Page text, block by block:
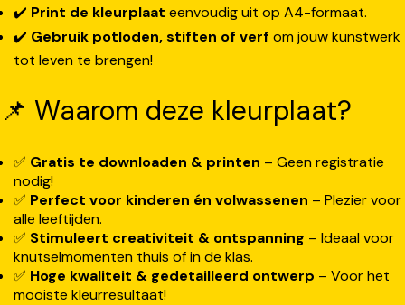
✔️ Print de kleurplaat eenvoudig uit op A4-formaat.
✔️ Gebruik potloden, stiften of verf om jouw kunstwerk
tot leven te brengen!
📌 Waarom deze kleurplaat?
✅ Gratis te downloaden & printen – Geen registratie
nodig!
✅ Perfect voor kinderen én volwassenen – Plezier voor
alle leeftijden.
✅ Stimuleert creativiteit & ontspanning – Ideaal voor
knutselmomenten thuis of in de klas.
✅ Hoge kwaliteit & gedetailleerd ontwerp – Voor het
mooiste kleurresultaat!